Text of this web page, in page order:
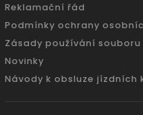
Reklamační řád
Podmínky ochrany
Zásady používání souboru
Novinky
Návody k obsluze jízdních